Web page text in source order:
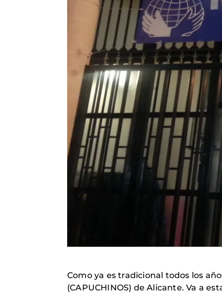
Como ya es tradicional todos los
(CAPUCHINOS) de Alicante. Va a